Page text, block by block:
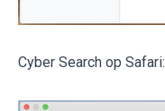
Cyber Search op Safari: